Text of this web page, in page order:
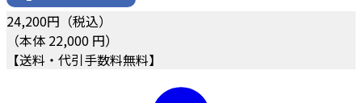
24,200円（税込）
（本体 22,000 円）
【送料・代引手数料無料】